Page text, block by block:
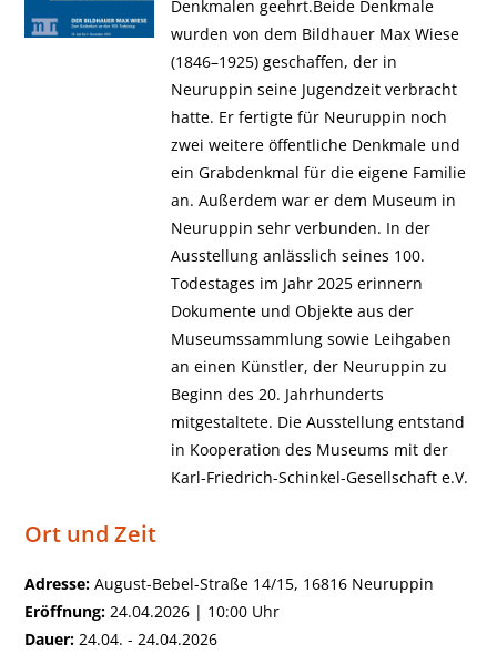
Denkmalen geehrt.Beide Denkmale
wurden von dem Bildhauer Max Wiese
(1846–1925) geschaffen, der in
Neuruppin seine Jugendzeit verbracht
hatte. Er fertigte für Neuruppin noch
zwei weitere öffentliche Denkmale und
ein Grabdenkmal für die eigene Familie
an. Außerdem war er dem Museum in
Neuruppin sehr verbunden. In der
Ausstellung anlässlich seines 100.
Todestages im Jahr 2025 erinnern
Dokumente und Objekte aus der
Museumssammlung sowie Leihgaben
an einen Künstler, der Neuruppin zu
Beginn des 20. Jahrhunderts
mitgestaltete. Die Ausstellung entstand
in Kooperation des Museums mit der
Karl-Friedrich-Schinkel-Gesellschaft e.V.
Ort und Zeit
Adresse: August-Bebel-Straße 14/15, 16816 Neuruppin
Eröffnung: 24.04.2026 | 10:00 Uhr
Dauer: 24.04. - 24.04.2026